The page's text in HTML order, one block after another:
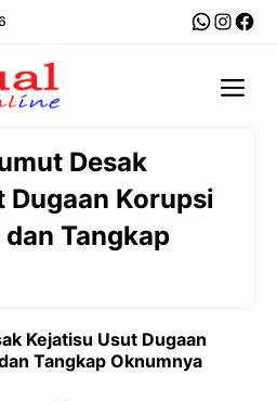
Desak
Dugaan Korupsi
Tangkap
Kejatisu Usut Dugaan
Tangkap Oknumnya